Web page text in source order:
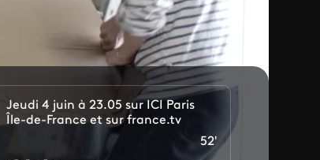
Jeudi 4 juin à 23.05 sur ICI Paris
Île-de-France et sur france.tv
52'